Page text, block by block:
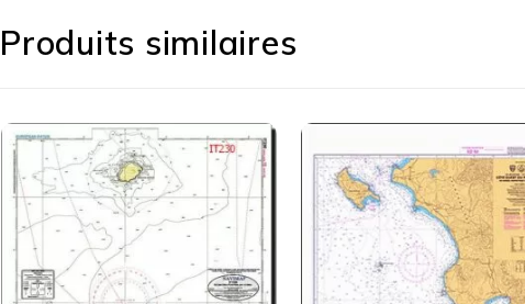
Produits similaires